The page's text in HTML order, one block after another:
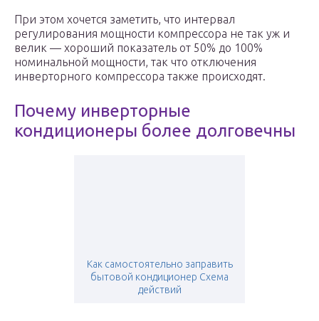
При этом хочется заметить, что интервал
регулирования мощности компрессора не так уж и
велик — хороший показатель от 50% до 100%
номинальной мощности, так что отключения
инверторного компрессора также происходят.
Почему инверторные
кондиционеры более долговечны
Как самостоятельно заправить
бытовой кондиционер Схема
действий